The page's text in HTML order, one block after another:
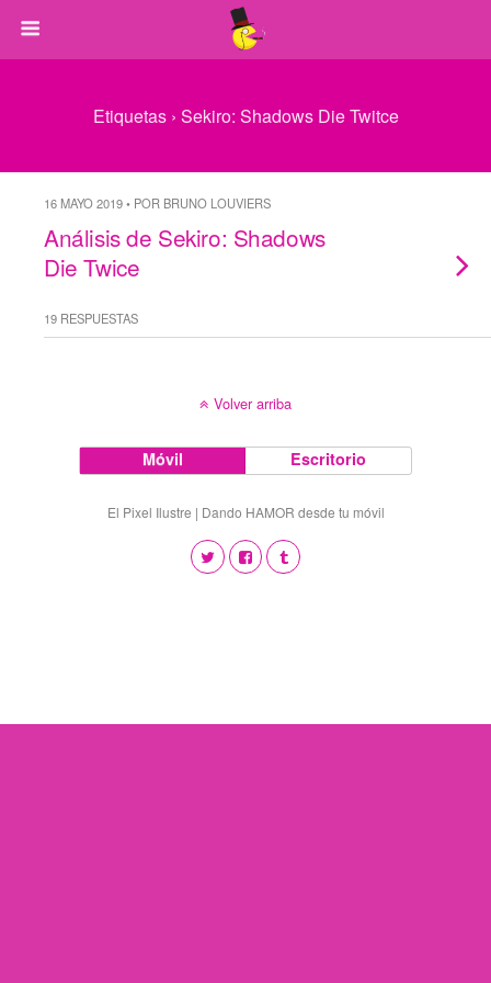
Etiquetas › Sekiro: Shadows Die Twitce
16 MAYO 2019 • POR BRUNO LOUVIERS
Análisis de Sekiro: Shadows
Die Twice
19 RESPUESTAS
Volver arriba
Móvil Escritorio
El Pixel Ilustre | Dando HAMOR desde tu móvil